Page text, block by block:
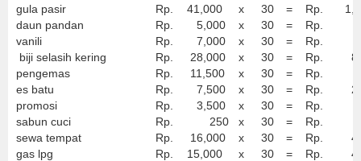
gula pasir
Rp. 41,000 x 30 = Rp.
daun pandan
Rp. 5,000 x 30 = Rp.
vanili
Rp. 7,000 x 30 = Rp.
biji selasih kering
Rp. 28,000 x 30 = Rp.
pengemas
Rp. 11,500 x 30 = Rp.
es batu
Rp. 7,500 x 30 = Rp.
promosi
Rp. 3,500 x 30 = Rp.
sabun cuci
Rp. 250 x 30 = Rp.
sewa tempat
Rp. 16,000 x 30 = Rp.
gas lpg
Rp. 15,000 x 30 = Rp.